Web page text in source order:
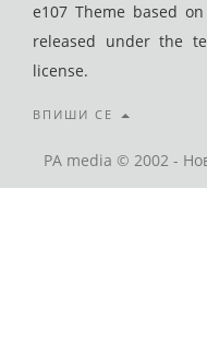
e107 Theme based
released under the
license.
ВПИШИ СЕ
PA media © 2002 -